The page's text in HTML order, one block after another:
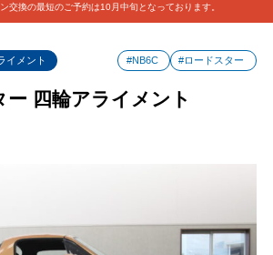
交換の最短のご予約は10月中旬となっております。
イメント #NB6C #ロードスター
ー 四輪アライメント